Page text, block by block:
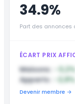
34.9%
Part des annonces
ÉCART PRIX
Maisons :
-3,2%
Apparts :
-2,8%
Devenir membre →